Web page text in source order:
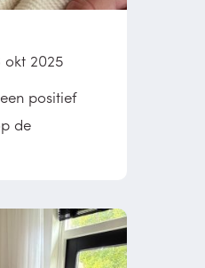
okt 2025
positief
de